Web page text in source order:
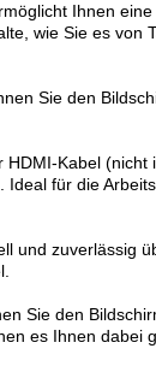
Ihnen
wie Sie es von
Sie den
Kabel
für die
und zuverlässig
Sie den
es Ihnen dabei